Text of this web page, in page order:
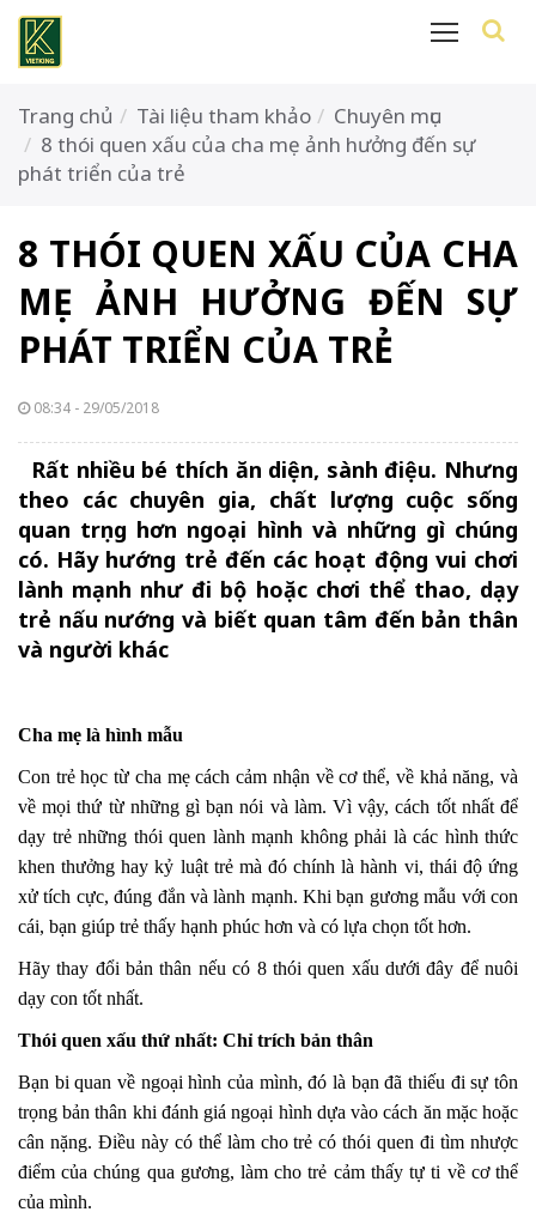
Trang chủ Tài liệu tham khảo
Chuyên mục
8 thói quen xấu của cha mẹ ảnh hưởng đến sự
phát triển của trẻ
8 THÓI QUEN XẤU CỦA CHA
MẸ ẢNH HƯỞNG ĐẾN SỰ
PHÁT TRIỂN CỦA TRẺ
08:34 - 29/05/2018
Rất nhiều bé thích ăn diện, sành điệu. Nhưng
theo các chuyên gia, chất lượng cuộc sống
quan trọng hơn ngoại hình và những gì chúng
có. Hãy hướng trẻ đến các hoạt động vui chơi
lành mạnh như đi bộ hoặc chơi thể thao, dạy
trẻ nấu nướng và biết quan tâm đến bản thân
và người khác
Cha mẹ là hình mẫu
Con trẻ học từ cha mẹ cách cảm nhận về cơ thể, về khả năng, và
về mọi thứ từ những gì bạn nói và làm. Vì vậy, cách tốt nhất để
dạy trẻ những thói quen lành mạnh không phải là các hình thức
khen thưởng hay kỷ luật trẻ mà đó chính là hành vi, thái độ ứng
xử tích cực, đúng đắn và lành mạnh. Khi bạn gương mẫu với con
cái, bạn giúp trẻ thấy hạnh phúc hơn và có lựa chọn tốt hơn.
Hãy thay đổi bản thân nếu có 8 thói quen xấu dưới đây để nuôi
dạy con tốt nhất.
Thói quen xấu thứ nhất: Chỉ trích bản thân
Bạn bi quan về ngoại hình của mình, đó là bạn đã thiếu đi sự tôn
trọng bản thân khi đánh giá ngoại hình dựa vào cách ăn mặc hoặc
cân nặng. Điều này có thể làm cho trẻ có thói quen đi tìm nhược
điểm của chúng qua gương, làm cho trẻ cảm thấy tự ti về cơ thể
của mình.